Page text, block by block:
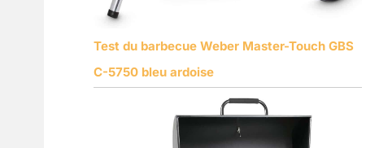
Test du barbecue Weber Master-Touch GBS
C-5750 bleu ardoise